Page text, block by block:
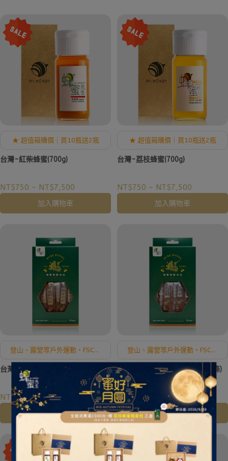
★ 超值箱購價｜買10瓶送2瓶
台灣-紅柴蜂蜜(700g)
NT$750 ~ NT$7,500
加入購物車
★ 超值箱購價｜買10瓶送2瓶
台灣-荔枝蜂蜜(700g)
NT$750 ~ NT$7,500
加入購物車
登山、露營等戶外運動・FSC認
台灣-荔枝蜂蜜隨身包(24gX10條)
NT$300
加入購物車
登山、露營等戶外運動・FSC認
台灣-野花蜂蜜隨身包(24gX10條)
NT$300
加入購物車